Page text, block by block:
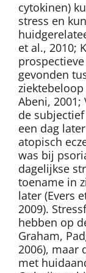
cytokinen)
stress en
et al., 2010;
gevonden
ziektebeloop
Abeni, 2001;
de
een dag
atopisch
was bij
dagelijkse
toename in
later (Evers
2009).
hebben op
Graham,
2006), maar
met